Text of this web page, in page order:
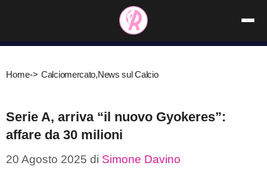
contenuto
Home-> Calciomercato,News sul Calcio
Serie A, arriva “il nuovo Gyokeres”:
affare da 30 milioni
20 Agosto 2025 di Simone Davino